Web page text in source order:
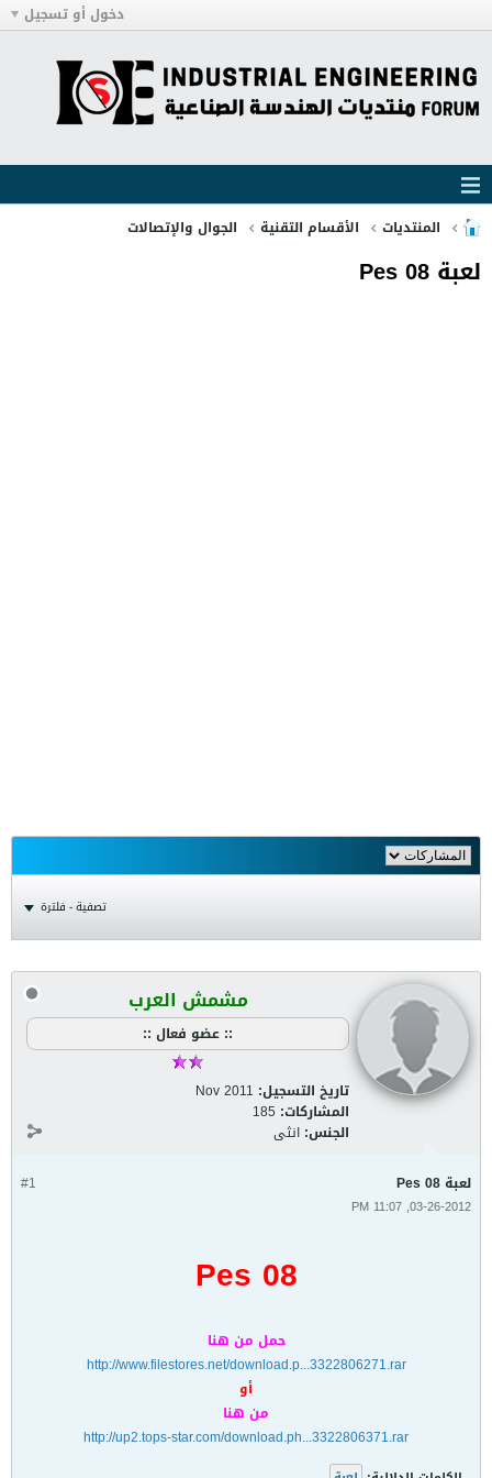
دخول أو تسجيل
المنتديات الأقسام التقنية الجوال والإتصالات
لعبة Pes 08
تصفية - فلترة
مشمش العرب
:: عضو فعال ::
تاريخ التسجيل: Nov 2011
المشاركات: 185
الجنس: انثى
#1 لعبة Pes 08
03-26-2012, 11:07 PM
Pes 08
حمل من هنا
http://www.filestores.net/download.p...3322806271.rar
أو
من هنا
http://up2.tops-star.com/download.ph...3322806371.rar